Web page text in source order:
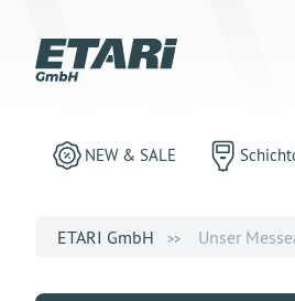
NEW & SALE
ETARI GmbH Unser